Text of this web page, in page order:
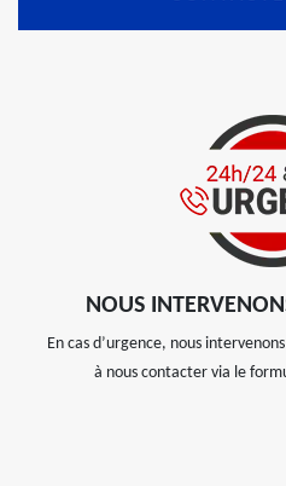
NOUS
En cas d’urgence, nous
à nous contacter via le